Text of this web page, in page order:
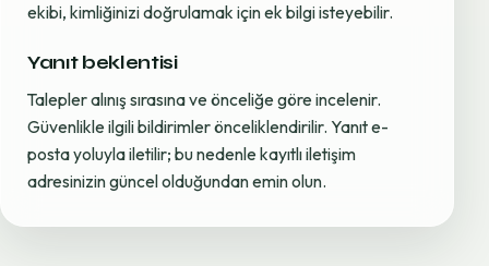
ekibi, kimliğinizi doğrulamak için ek bilgi isteyebilir.
Yanıt beklentisi
Talepler alınış sırasına ve önceliğe göre incelenir.
Güvenlikle ilgili bildirimler önceliklendirilir. Yanıt e-
posta yoluyla iletilir; bu nedenle kayıtlı iletişim
adresinizin güncel olduğundan emin olun.